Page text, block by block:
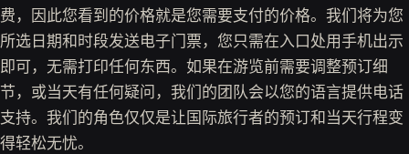
费，因此您看到的价格就是您需要支付的价格。我们将为您
所选日期和时段发送电子门票，您只需在入口处用手机出示
即可，无需打印任何东西。如果在游览前需要调整预订细
节，或当天有任何疑问，我们的团队会以您的语言提供电话
支持。我们的角色仅仅是让国际旅行者的预订和当天行程变
得轻松无忧。